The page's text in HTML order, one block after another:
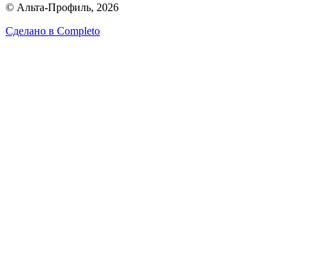
© Альта-Профиль, 2026
Сделано в Completo